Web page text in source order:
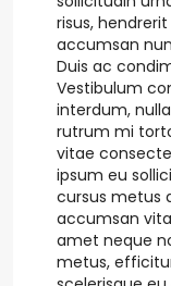
risus,
accumsan
Duis ac
Vestibulum
interdum,
rutrum mi
vitae
ipsum eu
cursus metus
accumsan
amet neque
metus,